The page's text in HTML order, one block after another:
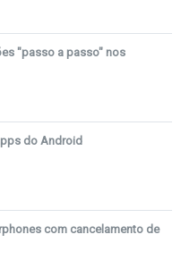
"passo a passo" nos
do Android
com cancelamento de